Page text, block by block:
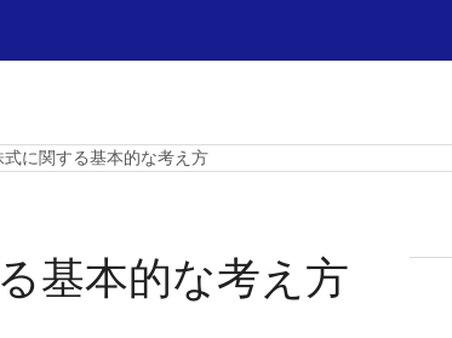
式に関する基本的な考え方
基本的な考え方